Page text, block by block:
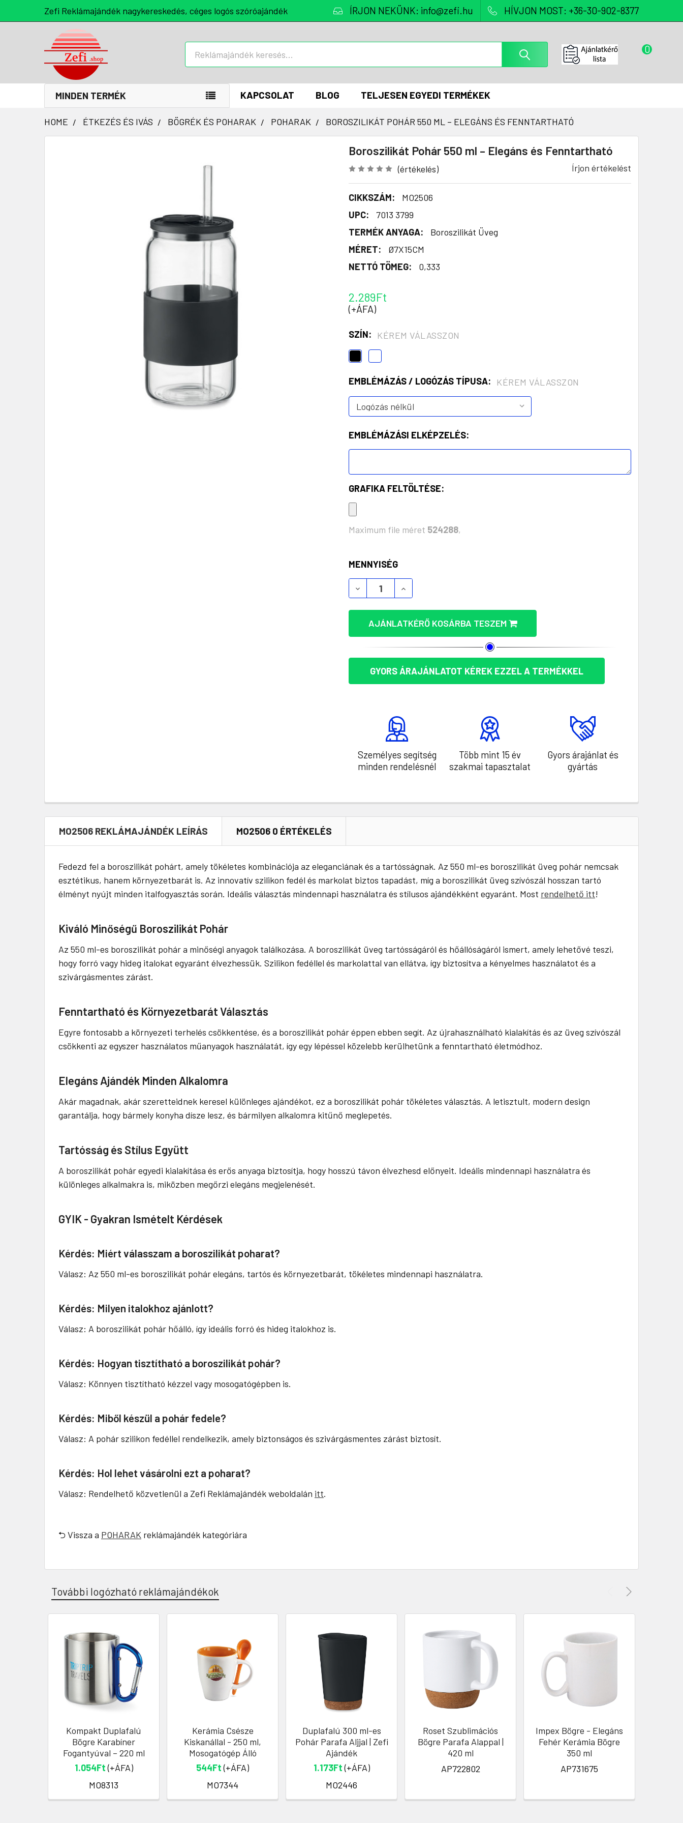
Zefi Reklámajándék nagykereskedés, céges logós szóróajándék ÍRJON NEKÜNK: info@zefi.hu HÍVJON MOST: +36-30-902-8377
0
MINDEN TERMÉK KAPCSOLAT BLOG TELJESEN EGYEDI TERMÉKEK
HOME ÉTKEZÉS ÉS IVÁS BÖGRÉK ÉS POHARAK POHARAK BOROSZILIKÁT POHÁR 550 ML – ELEGÁNS ÉS FENNTARTHATÓ
Boroszilikát Pohár 550 ml – Elegáns és Fenntartható
(értékelés) Írjon értékelést
CIKKSZÁM:
MO2506
UPC:
7013 3799
TERMÉK ANYAGA:
Boroszilikát Üveg
MÉRET:
Ø7X15CM
NETTÓ TÖMEG:
0,333
2.289Ft
(+ÁFA)
SZÍN: KÉREM VÁLASSZON
EMBLÉMÁZÁS / LOGÓZÁS TÍPUSA: KÉREM VÁLASSZON
EMBLÉMÁZÁSI ELKÉPZELÉS:
GRAFIKA FELTÖLTÉSE:
Maximum file méret 524288,
KÉSZLET:
MENNYISÉG
BOROSZILIKÁT POHÁR 550 ML – ELEGÁNS ÉS FENNTARTHATÓ MENNYISÉGÉNEK
BOROSZILIKÁT POHÁR 550 ML – ELEGÁNS ÉS FENNTARTHATÓ
AJÁNLATKÉRŐ KOSÁRBA TESZEM
GYORS ÁRAJÁNLATOT KÉREK EZZEL A TERMÉKKEL
Személyes segítség
minden rendelésnél
Több mint 15 év
szakmai tapasztalat
Gyors árajánlat és
gyártás
MO2506 REKLÁMAJÁNDÉK LEÍRÁS MO2506 0 ÉRTÉKELÉS
Fedezd fel a boroszilikát pohárt, amely tökéletes kombinációja az eleganciának és a tartósságnak. Az 550 ml-es boroszilikát üveg pohár nemcsak
esztétikus, hanem környezetbarát is. Az innovatív szilikon fedél és markolat biztos tapadást, míg a boroszilikát üveg szívószál hosszan tartó
élményt nyújt minden italfogyasztás során. Ideális választás mindennapi használatra és stílusos ajándékként egyaránt. Most rendelhető itt!
Kiváló Minőségű Boroszilikát Pohár
Az 550 ml-es boroszilikát pohár a minőségi anyagok találkozása. A boroszilikát üveg tartósságáról és hőállóságáról ismert, amely lehetővé teszi,
hogy forró vagy hideg italokat egyaránt élvezhessük. Szilikon fedéllel és markolattal van ellátva, így biztosítva a kényelmes használatot és a
szivárgásmentes zárást.
Fenntartható és Környezetbarát Választás
Egyre fontosabb a környezeti terhelés csökkentése, és a boroszilikát pohár éppen ebben segít. Az újrahasználható kialakítás és az üveg szívószál
csökkenti az egyszer használatos műanyagok használatát, így egy lépéssel közelebb kerülhetünk a fenntartható életmódhoz.
Elegáns Ajándék Minden Alkalomra
Akár magadnak, akár szeretteidnek keresel különleges ajándékot, ez a boroszilikát pohár tökéletes választás. A letisztult, modern design
garantálja, hogy bármely konyha dísze lesz, és bármilyen alkalomra kitűnő meglepetés.
Tartósság és Stílus Együtt
A boroszilikát pohár egyedi kialakítása és erős anyaga biztosítja, hogy hosszú távon élvezhesd előnyeit. Ideális mindennapi használatra és
különleges alkalmakra is, miközben megőrzi elegáns megjelenését.
GYIK - Gyakran Ismételt Kérdések
Kérdés: Miért válasszam a boroszilikát poharat?
Válasz: Az 550 ml-es boroszilikát pohár elegáns, tartós és környezetbarát, tökéletes mindennapi használatra.
Kérdés: Milyen italokhoz ajánlott?
Válasz: A boroszilikát pohár hőálló, így ideális forró és hideg italokhoz is.
Kérdés: Hogyan tisztítható a boroszilikát pohár?
Válasz: Könnyen tisztítható kézzel vagy mosogatógépben is.
Kérdés: Miből készül a pohár fedele?
Válasz: A pohár szilikon fedéllel rendelkezik, amely biztonságos és szivárgásmentes zárást biztosít.
Kérdés: Hol lehet vásárolni ezt a poharat?
Válasz: Rendelhető közvetlenül a Zefi Reklámajándék weboldalán itt.
⮌ Vissza a POHARAK reklámajándék kategóriára
További logózható reklámajándékok
Kompakt Duplafalú
Bögre Karabíner
Fogantyúval – 220 ml
1.054Ft(+ÁFA)
MO8313
Kerámia Csésze
Kiskanállal - 250 ml,
Mosogatógép Álló
544Ft(+ÁFA)
MO7344
Duplafalú 300 ml-es
Pohár Parafa Aljjal | Zefi
Ajándék
1.173Ft(+ÁFA)
MO2446
Roset Szublimációs
Bögre Parafa Alappal |
420 ml
AP722802
Impex Bögre - Elegáns
Fehér Kerámia Bögre
350 ml
AP731675